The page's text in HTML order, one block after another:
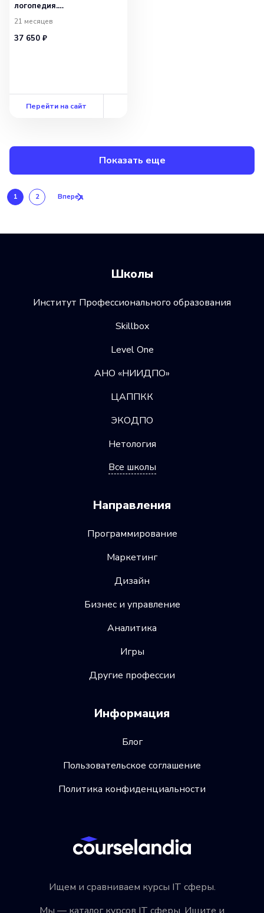
логопедия.
Логопедическая помощь
больным с нарушениями
речи и других высших
21 месяцев
37 650 ₽
Перейти на сайт
Показать еще
1 2 Вперед
Ищем и сравниваем курсы IT сферы.
Школы
Институт Профессионального образования
Skillbox
Level One
АНО «НИИДПО»
ЦАППКК
ЭКОДПО
Нетология
Все школы
Направления
Программирование
Маркетинг
Дизайн
Бизнес и управление
Аналитика
Игры
Другие профессии
Информация
Блог
Пользовательское соглашение
Политика конфиденциальности